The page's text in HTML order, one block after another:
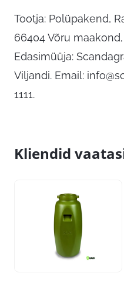
Tootja: Polüpakend,
66404 Võru
Edasimüüja:
Viljandi. Email:
1111.
Kliendid